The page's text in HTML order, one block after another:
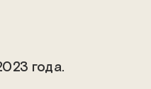
года.